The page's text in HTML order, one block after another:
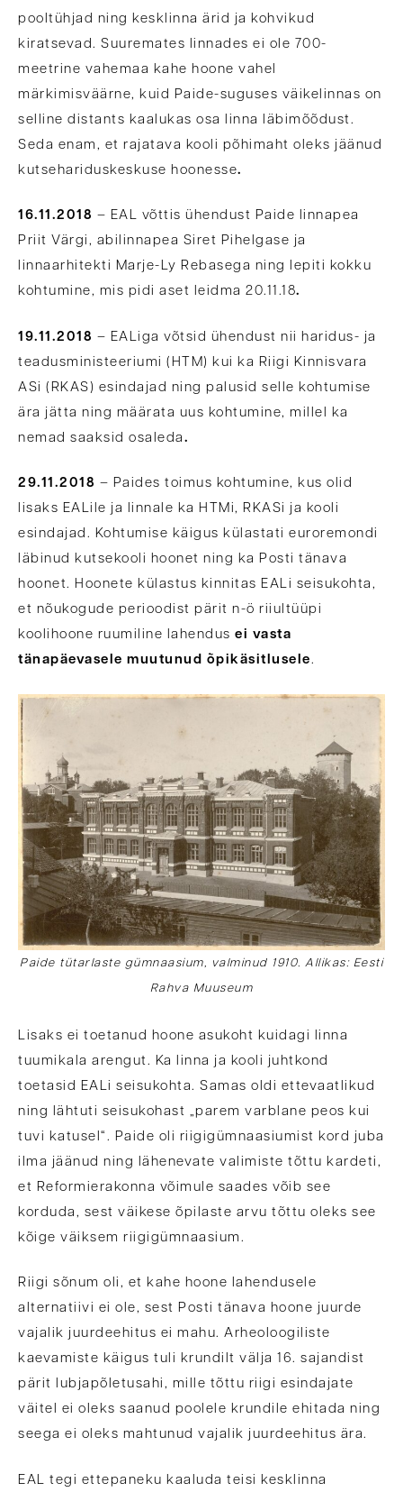
pooltühjad ning kesklinna ärid ja kohvikud
kiratsevad. Suuremates linnades ei ole 700-
meetrine vahemaa kahe hoone vahel
märkimisväärne, kuid Paide-suguses väikelinnas on
selline distants kaalukas osa linna läbimõõdust.
Seda enam, et rajatava kooli põhimaht oleks jäänud
kutsehariduskeskuse hoonesse.
16.11.2018 – EAL võttis ühendust Paide linnapea
Priit Värgi, abilinnapea Siret Pihelgase ja
linnaarhitekti Marje-Ly Rebasega ning lepiti kokku
kohtumine, mis pidi aset leidma 20.11.18.
19.11.2018 – EALiga võtsid ühendust nii haridus- ja
teadusministeeriumi (HTM) kui ka Riigi Kinnisvara
ASi (RKAS) esindajad ning palusid selle kohtumise
ära jätta ning määrata uus kohtumine, millel ka
nemad saaksid osaleda .
29.11.2018 – Paides toimus kohtumine, kus olid
lisaks EALile ja linnale ka HTMi, RKASi ja kooli
esindajad. Kohtumise käigus külastati euroremondi
läbinud kutsekooli hoonet ning ka Posti tänava
hoonet. Hoonete külastus kinnitas EALi seisukohta,
et nõukogude perioodist pärit n-ö riiultüüpi
koolihoone ruumiline lahendus ei vasta
tänapäevasele muutunud õpikäsitlusele.
Paide tütarlaste gümnaasium, valminud 1910. Allikas: Eesti
Rahva Muuseum
Lisaks ei toetanud hoone asukoht kuidagi linna
tuumikala arengut. Ka linna ja kooli juhtkond
toetasid EALi seisukohta. Samas oldi ettevaatlikud
ning lähtuti seisukohast „parem varblane peos kui
tuvi katusel“. Paide oli riigigümnaasiumist kord juba
ilma jäänud ning lähenevate valimiste tõttu kardeti,
et Reformierakonna võimule saades võib see
korduda, sest väikese õpilaste arvu tõttu oleks see
kõige väiksem riigigümnaasium.
Riigi sõnum oli, et kahe hoone lahendusele
alternatiivi ei ole, sest Posti tänava hoone juurde
vajalik juurdeehitus ei mahu. Arheoloogiliste
kaevamiste käigus tuli krundilt välja 16. sajandist
pärit lubjapõletusahi, mille tõttu riigi esindajate
väitel ei oleks saanud poolele krundile ehitada ning
seega ei oleks mahtunud vajalik juurdeehitus ära.
EAL tegi ettepaneku kaaluda teisi kesklinna